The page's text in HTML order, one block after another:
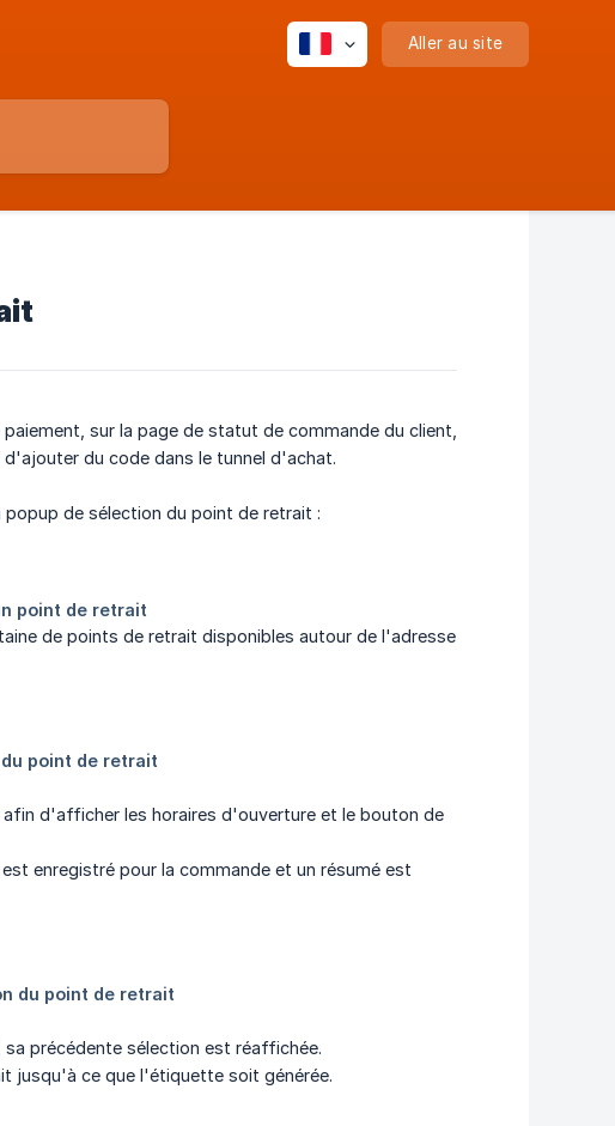
Aller au site
sur la page de statut de commande du client,
du code dans le tunnel d'achat.
de sélection du point de retrait :
de points de retrait disponibles autour de l'adresse
d'afficher les horaires d'ouverture et le bouton de
enregistré pour la commande et un résumé est
précédente sélection est réaffichée.
jusqu'à ce que l'étiquette soit générée.